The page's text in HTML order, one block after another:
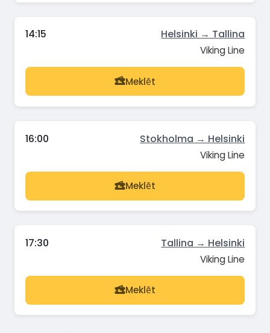
14:15 Helsinki → Tallina
Viking Line
Meklēt
16:00 Stokholma → Helsinki
Viking Line
Meklēt
17:30 Tallina → Helsinki
Viking Line
Meklēt